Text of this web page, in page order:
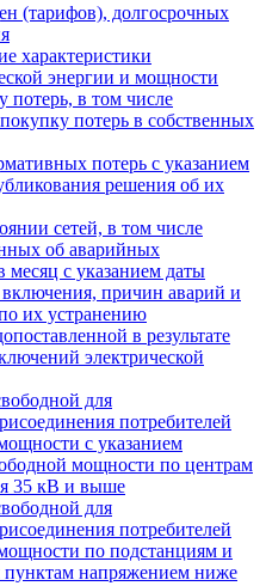
(тарифов), долгосрочных
характеристики
энергии и мощности
потерь, в том числе
потерь в собственных
потерь с указанием
решения об их
сетей, в том числе
об аварийных
месяц с указанием даты
причин аварий и
их устранению
в результате
электрической
для
потребителей
с указанием
мощности по центрам
35 кВ и выше
для
потребителей
по подстанциям и
пунктам напряжением ниже